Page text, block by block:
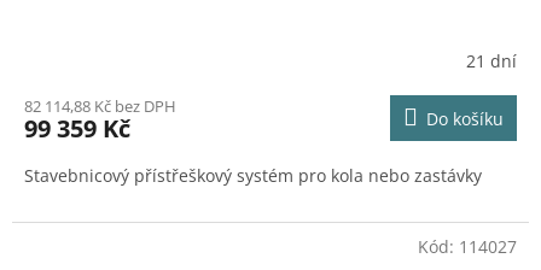
R
M
A
21 dní
82 114,88 Kč bez DPH
99 359 Kč Do košíku
Stavebnicový přístřeškový systém pro kola nebo zastávky
Kód: 114027